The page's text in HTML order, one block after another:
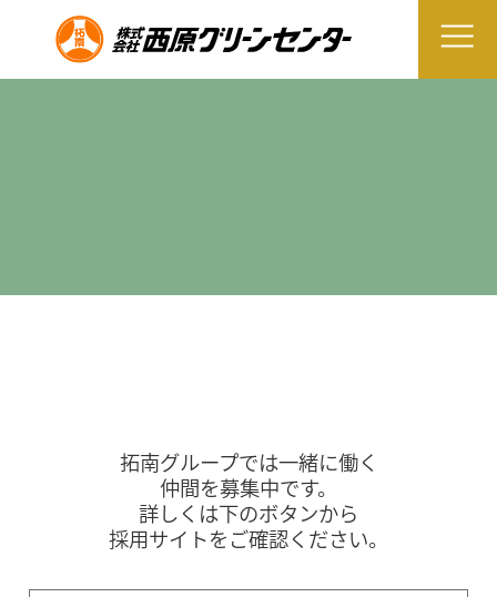
拓南グループでは一緒に働く
仲間を募集中です。
詳しくは下のボタンから
採用サイトをご確認ください。